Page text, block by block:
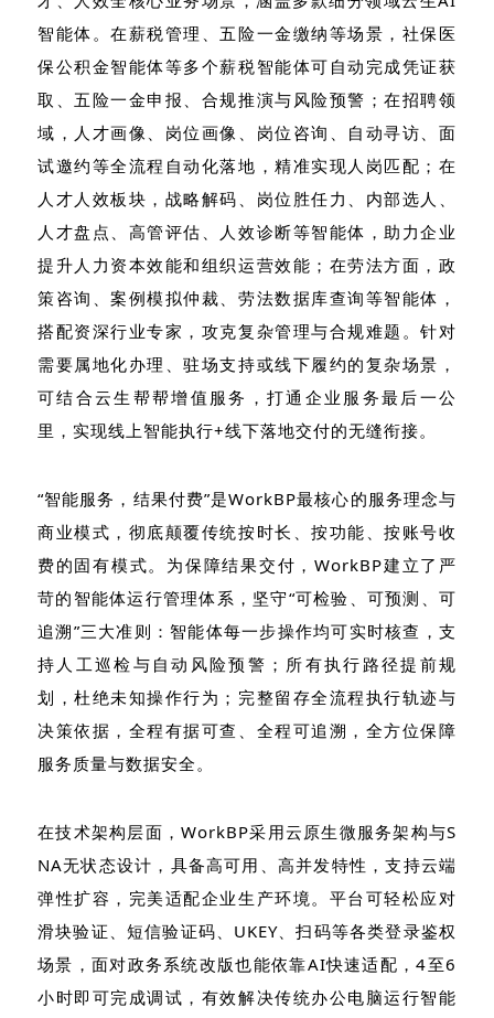
智能体。在薪税管理、五险一金缴纳等场景，社保医
保公积金智能体等多个薪税智能体可自动完成凭证获
取、五险一金申报、合规推演与风险预警；在招聘领
域，人才画像、岗位画像、岗位咨询、自动寻访、面
试邀约等全流程自动化落地，精准实现人岗匹配；在
人才人效板块，战略解码、岗位胜任力、内部选人、
人才盘点、高管评估、人效诊断等智能体，助力企业
提升人力资本效能和组织运营效能；在劳法方面，政
策咨询、案例模拟仲裁、劳法数据库查询等智能体，
搭配资深行业专家，攻克复杂管理与合规难题。针对
需要属地化办理、驻场支持或线下履约的复杂场景，
可结合云生帮帮增值服务，打通企业服务最后一公
里，实现线上智能执行+线下落地交付的无缝衔接。
“智能服务，结果付费”是WorkBP最核心的服务理念与
商业模式，彻底颠覆传统按时长、按功能、按账号收
费的固有模式。为保障结果交付，WorkBP建立了严
苛的智能体运行管理体系，坚守“可检验、可预测、可
追溯”三大准则：智能体每一步操作均可实时核查，支
持人工巡检与自动风险预警；所有执行路径提前规
划，杜绝未知操作行为；完整留存全流程执行轨迹与
决策依据，全程有据可查、全程可追溯，全方位保障
服务质量与数据安全。
在技术架构层面，WorkBP采用云原生微服务架构与S
NA无状态设计，具备高可用、高并发特性，支持云端
弹性扩容，完美适配企业生产环境。平台可轻松应对
滑块验证、短信验证码、UKEY、扫码等各类登录鉴权
场景，面对政务系统改版也能依靠AI快速适配，4至6
小时即可完成调试，有效解决传统办公电脑运行智能